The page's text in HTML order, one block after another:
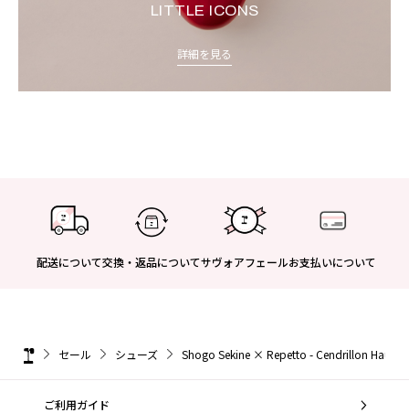
LITTLE ICONS
詳細を見る
配送について交換・返品についてサヴォアフェールお支払いについて
セール シューズ Shogo Sekine × Repetto - Cendrillon Haute
ご利用ガイド